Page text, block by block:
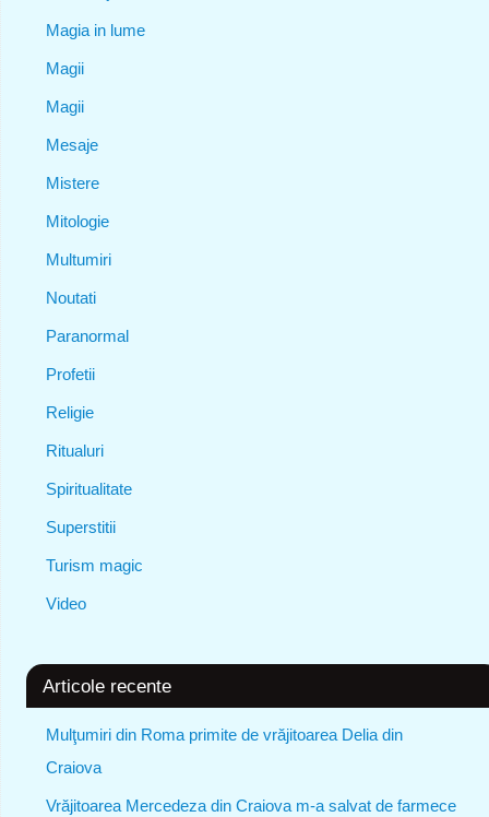
Magia in lume
Magii
Magii
Mesaje
Mistere
Mitologie
Multumiri
Noutati
Paranormal
Profetii
Religie
Ritualuri
Spiritualitate
Superstitii
Turism magic
Video
Articole recente
Mulţumiri din Roma primite de vrăjitoarea Delia din
Craiova
Vrăjitoarea Mercedeza din Craiova m-a salvat de farmece